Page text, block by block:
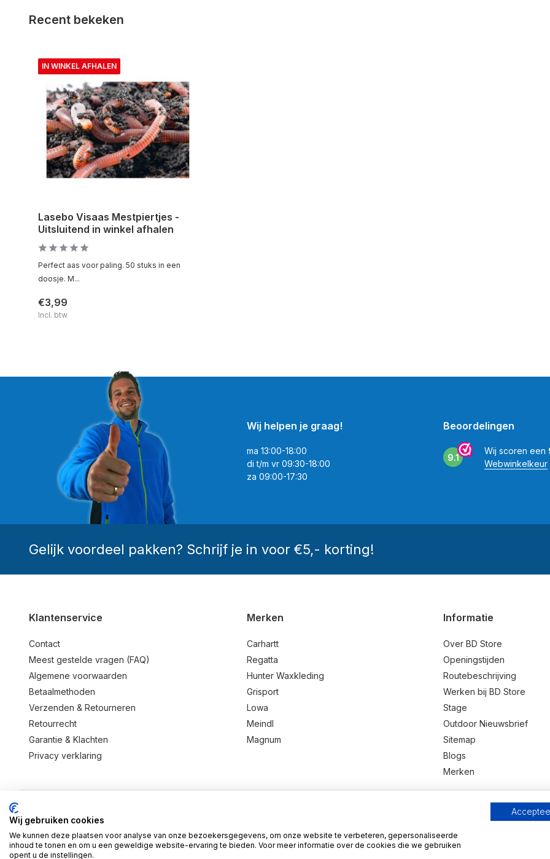
Recent bekeken
IN WINKEL AFHALEN
Lasebo Visaas Mestpiertjes -
Uitsluitend in winkel afhalen
Perfect aas voor paling. 50 stuks in een
doosje. M...
€3,99
Incl. btw
Wij helpen je graag!
ma 13:00-18:00
di t/m vr 09:30-18:00
za 09:00-17:30
Beoordelingen
9.1
Wij scoren een
Webwinkelkeur
Gelijk voordeel pakken? Schrijf je in voor €5,- korting!
Klantenservice
Contact
Meest gestelde vragen (FAQ)
Algemene voorwaarden
Betaalmethoden
Verzenden & Retourneren
Retourrecht
Garantie & Klachten
Privacy verklaring
Merken
Carhartt
Regatta
Hunter Waxkleding
Grisport
Lowa
Meindl
Magnum
Informatie
Over BD Store
Openingstijden
Routebeschrijving
Werken bij BD Store
Stage
Outdoor Nieuwsbrief
Sitemap
Blogs
Merken
© 2026 BD Store - Theme By
RSS-feed
9.1 Wij scoren een9.1opWebwinkelkeur
Wij gebruiken cookies
We kunnen deze plaatsen voor analyse van onze bezoekersgegevens, om onze website te verbeteren, gepersonaliseerde
inhoud te tonen en om u een geweldige website-ervaring te bieden. Voor meer informatie over de cookies die we gebruiken
opent u de instellingen.